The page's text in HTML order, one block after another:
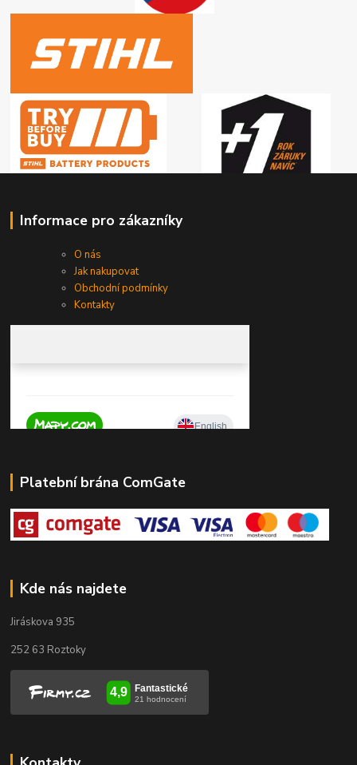
Informace pro zákazníky
O nás
Jak nakupovat
Obchodní podmínky
Kontakty
Platební brána ComGate
Kde nás najdete
Jiráskova 935
252 63 Roztoky